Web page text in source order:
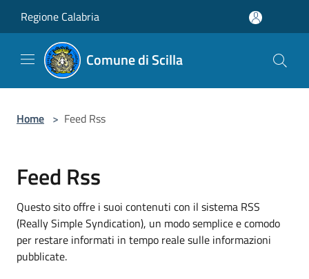
Regione Calabria
Comune di Scilla
Home > Feed Rss
Feed Rss
Questo sito offre i suoi contenuti con il sistema RSS
(Really Simple Syndication), un modo semplice e comodo
per restare informati in tempo reale sulle informazioni
pubblicate.